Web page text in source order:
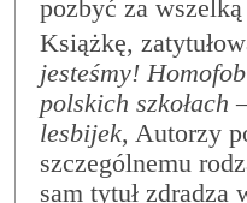
pozbyć za
Książkę,
jesteśmy!
polskich
lesbijek, Autorzy
szczególnemu
sam tytuł zdradza